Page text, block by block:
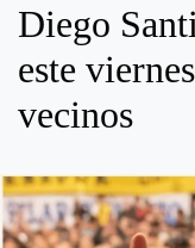
Diego
este
vecinos